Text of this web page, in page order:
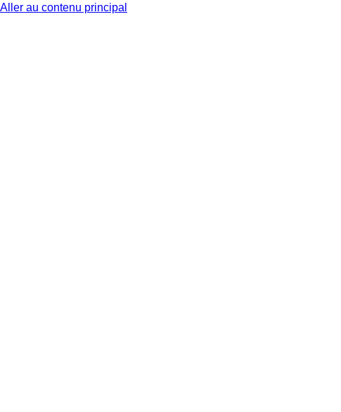
Aller au contenu principal